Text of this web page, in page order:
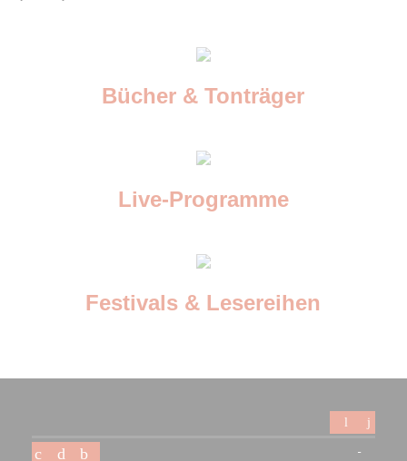
Bücher & Tonträger
Live-Programme
Festivals & Lesereihen
-